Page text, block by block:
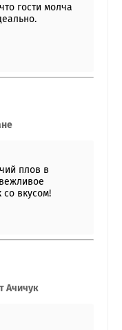
гости молча
плов в
вкусом!
Ачичук